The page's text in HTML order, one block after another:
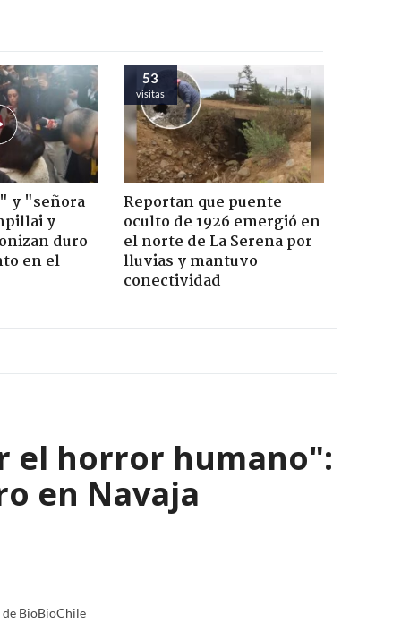
y "señora
y
duro
en el
53
visitas
Reportan que puente
oculto de 1926 emergió en
el norte de La Serena por
lluvias y mantuvo
conectividad
el horror humano":
en Navaja
BioBioChile